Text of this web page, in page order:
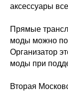
аксессуары
Прямые
моды можно
Организатор
моды при
Вторая